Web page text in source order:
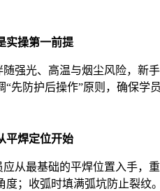
实操第一前提
随强光、高温与烟尘风险，新
“先防护后操作”原则，确保学
平焊定位开始
应从最基础的平焊位置入手，
度；收弧时填满弧坑防止裂纹